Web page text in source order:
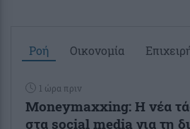
Ροή Οικονομία
1 ώρα πριν
Moneymaxxing: Η νέα
στα social media για τη